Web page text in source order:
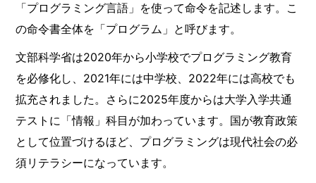
「プログラミング言語」を使って命令を記述します。こ
の命令書全体を「プログラム」と呼びます。
文部科学省は2020年から小学校でプログラミング教育
を必修化し、2021年には中学校、2022年には高校でも
拡充されました。さらに2025年度からは大学入学共通
テストに「情報」科目が加わっています。国が教育政策
として位置づけるほど、プログラミングは現代社会の必
須リテラシーになっています。